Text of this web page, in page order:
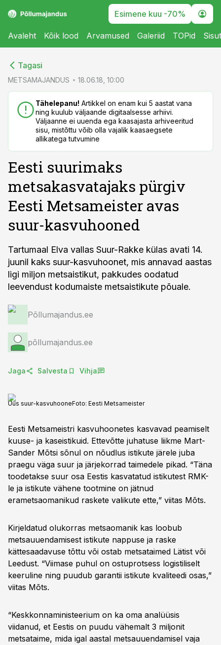
Esimene kuu -70%
Avaleht Kõik lood Arvamused Galeriid TOPid
Tagasi
METSAMAJANDUS 18.06.18, 10:00
Tähelepanu! Artikkel on enam kui 5 aastat vana
ning kuulub väljaande digitaalsesse arhiivi.
Väljaanne ei uuenda ega kaasajasta arhiveeritud
sisu, mistõttu võib olla vajalik kaasaegsete
allikatega tutvumine
Eesti suurimaks
metsakasvatajaks pürgiv
Eesti Metsameister avas
suur-kasvuhooned
Tartumaal Elva vallas Suur-Rakke külas avati 14.
juunil kaks suur-kasvuhoonet, mis annavad aastas
ligi miljon metsaistikut, pakkudes oodatud
leevendust kodumaiste metsaistikute põuale.
Põllumajandus.ee
põllumajandus.ee
Jaga Salvesta Vihja
Uus suur-kasvuhooneFoto: Eesti Metsameister
Eesti Metsameistri kasvuhoonetes kasvavad peamiselt
kuuse- ja kaseistikuid. Ettevõtte juhatuse liikme Mart-
Sander Mõtsi sõnul on nõudlus istikute järele juba
praegu väga suur ja järjekorrad taimedele pikad. “Täna
toodetakse suur osa Eestis kasvatatud istikutest RMK-
le ja istikute vähene tootmine on jätnud
erametsaomanikud raskete valikute ette,” viitas Mõts.
Kirjeldatud olukorras metsaomanik kas loobub
metsauuendamisest istikute nappuse ja raske
kättesaadavuse tõttu või ostab metsataimed Lätist või
Leedust. “Viimase puhul on ostuprotsess logistiliselt
keeruline ning puudub garantii istikute kvaliteedi osas,”
viitas Mõts.
“Keskkonnaministeerium on ka oma analüüsis
viidanud, et Eestis on puudu vähemalt 3 miljonit
metsataime, mida igal aastal metsauuendamisel vaja